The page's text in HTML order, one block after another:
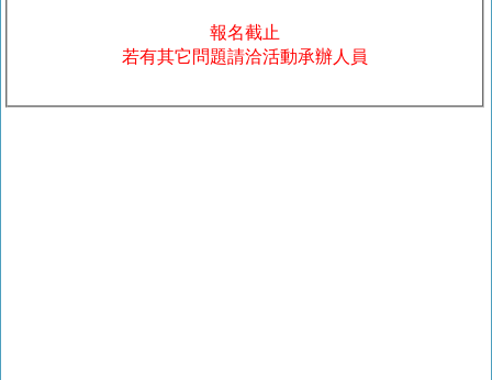
報名截止
若有其它問題請洽活動承辦人員